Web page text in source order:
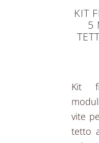
KIT
5
Kit
vite
tetto